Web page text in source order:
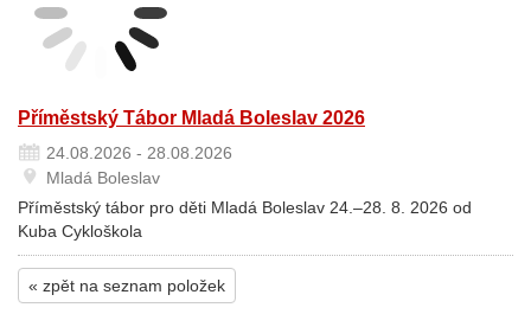
Příměstský Tábor Mladá Boleslav 2026
24.08.2026 - 28.08.2026
Mladá Boleslav
Příměstský tábor pro děti Mladá Boleslav 24.–28. 8. 2026 od
Kuba Cykloškola
« zpět na seznam položek